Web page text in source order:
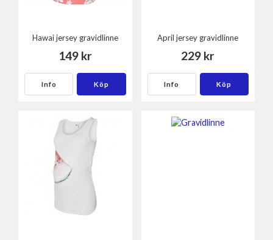
Hawai jersey gravidlinne
149 kr
Info Köp
April jersey gravidlinne
229 kr
Info Köp